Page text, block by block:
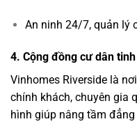
An ninh 24/7, quản lý
4. Cộng đồng cư dân
Vinhomes Riverside là
chính khách, chuyên gia
hình giúp nâng tầm